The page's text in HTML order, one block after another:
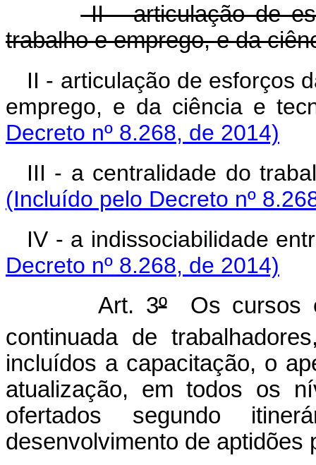
II - articulação de
trabalho e emprego, e da
II - articulação de esforços
emprego, e da ciência
Decreto nº 8.268, de 2014)
III - a centralidade do
(Incluído pelo Decreto nº
IV - a indissociabilidade
Decreto nº 8.268, de 2014)
Art. 3ºOs cursos e
continuada de
incluídos a capacitação, o
atualização, em todos os
ofertados segundo
desenvolvimento de aptidões